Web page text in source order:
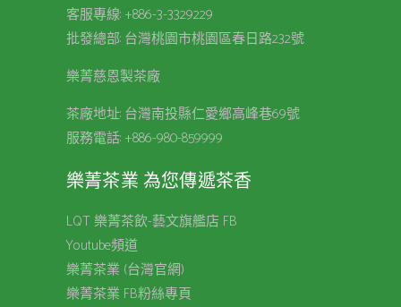
客服專線: +886-3-3329229
批發總部: 台灣桃園市桃園區春日路232號
樂菁慈恩製茶廠
茶廠地址: 台灣南投縣仁愛鄉高峰巷69號
服務電話: +886-980-859999
樂菁茶業 為您傳遞茶香
LQT 樂菁茶飲-藝文旗艦店 FB
Youtube頻道
樂菁茶業 (台灣官網)
樂菁茶業 FB粉絲專頁